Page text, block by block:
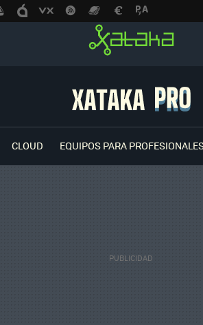
CLOUD EQUIPOS PARA